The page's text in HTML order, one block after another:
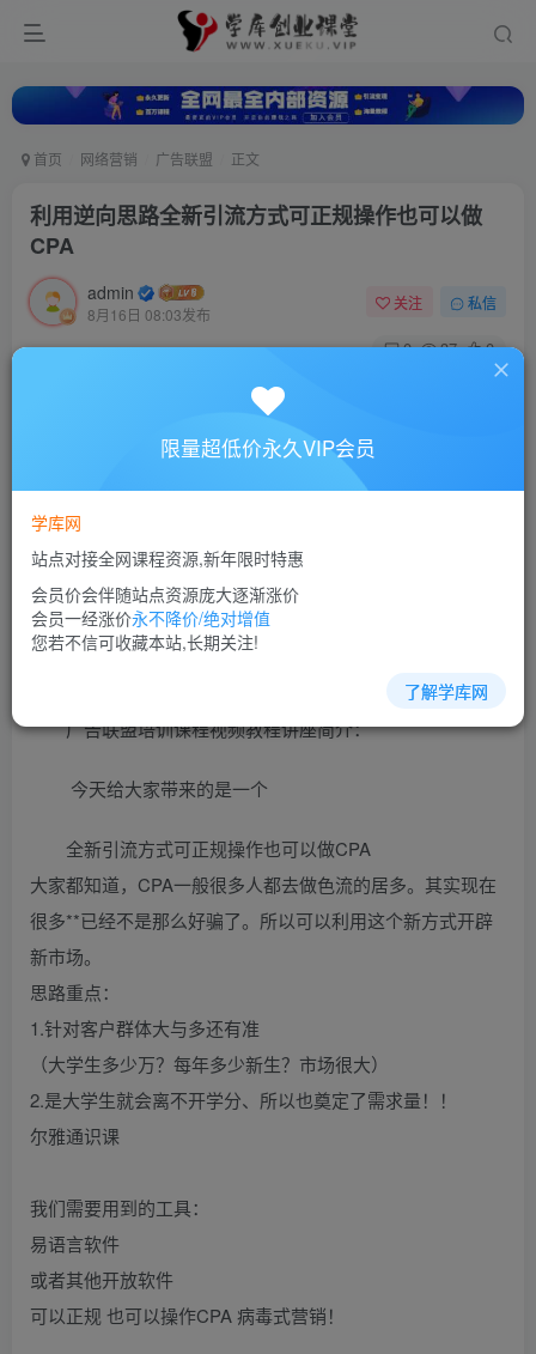
首页 网络营销 广告联盟 正文
利用逆向思路全新引流方式可正规操作也可以做
CPA
admin
8月16日 08:03发布
关注 私信
0 37 0
利用逆向思路全新引流方式可正规操作也可以做CPA
此内容为付费资源，请付费后查看
10
立即购买
您当前未登录！建议登陆后购买，可保存购买订单
广告联盟培训课程视频教程讲座简介：
今天给大家带来的是一个
全新引流方式可正规操作也可以做CPA
大家都知道，CPA一般很多人都去做色流的居多。其实现在
很多**已经不是那么好骗了。所以可以利用这个新方式开辟
新市场。
思路重点：
1.针对客户群体大与多还有准
（大学生多少万？每年多少新生？市场很大）
2.是大学生就会离不开学分、所以也奠定了需求量！！
尔雅通识课
我们需要用到的工具：
易语言软件
或者其他开放软件
可以正规 也可以操作CPA 病毒式营销！
限量超低价永久VIP会员
学库网
站点对接全网课程资源,新年限时特惠
会员价会伴随站点资源庞大逐渐涨价
会员一经涨价永不降价/绝对增值
您若不信可收藏本站,长期关注!
了解学库网